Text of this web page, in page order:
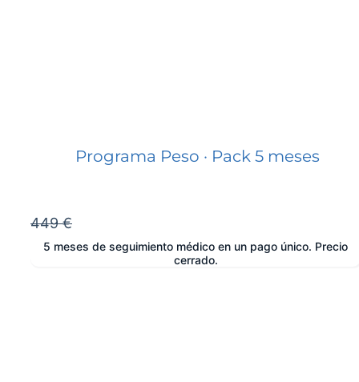
Programa Peso · Pack 5 meses
449 €
5 meses de seguimiento médico en un pago único. Precio
cerrado.